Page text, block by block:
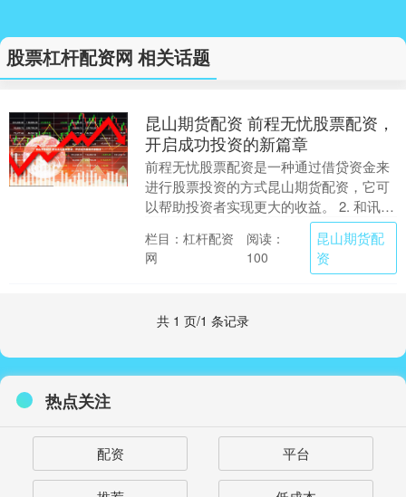
股票杠杆配资网 相关话题
昆山期货配资 前程无忧股票配资，
开启成功投资的新篇章
前程无忧股票配资是一种通过借贷资金来
进行股票投资的方式昆山期货配资，它可
以帮助投资者实现更大的收益。 2. 和讯网
（www.hexun.com）：提供股票、基金....
栏目：杠杆配资
网
阅读：
100
昆山期货配
资
共 1 页/1 条记录
热点关注
配资 平台